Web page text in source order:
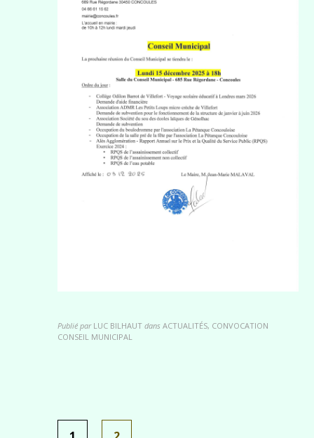
Publié par LUC BILHAUT dans ACTUALITÉS, CONVOCATION
CONSEIL MUNICIPAL